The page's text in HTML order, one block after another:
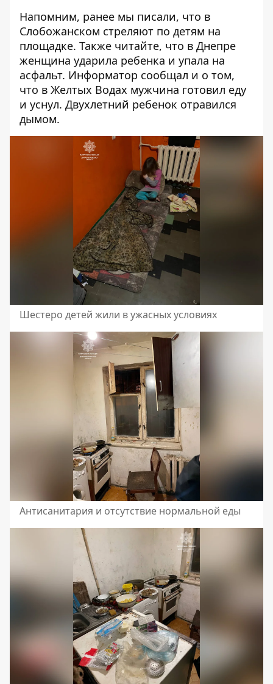
Напомним, ранее мы писали, что в
Слобожанском стреляют по детям на
площадке. Также читайте, что в Днепре
женщина ударила ребенка и упала на
асфальт. Информатор сообщал и о том,
что в Желтых Водах мужчина готовил еду
и уснул. Двухлетний ребенок отравился
дымом.
Шестеро детей жили в ужасных условиях
Антисанитария и отсутствие нормальной еды